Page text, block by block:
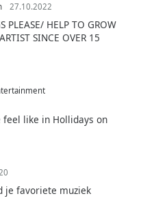
27.10.2022
PLEASE/ HELP TO GROW
SINCE OVER 15
like in Hollidays on
je favoriete muziek